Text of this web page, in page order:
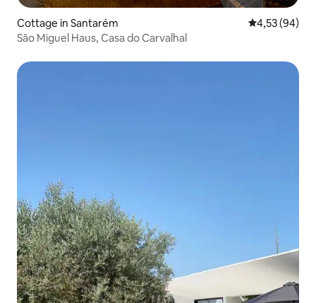
Cottage in Santarém
4,53 (94)
São Miguel Haus, Casa do Carvalhal